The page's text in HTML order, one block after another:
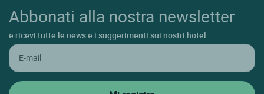
Abbonati alla nostra newsletter
e ricevi tutte le news e i suggerimenti sui nostri hotel.